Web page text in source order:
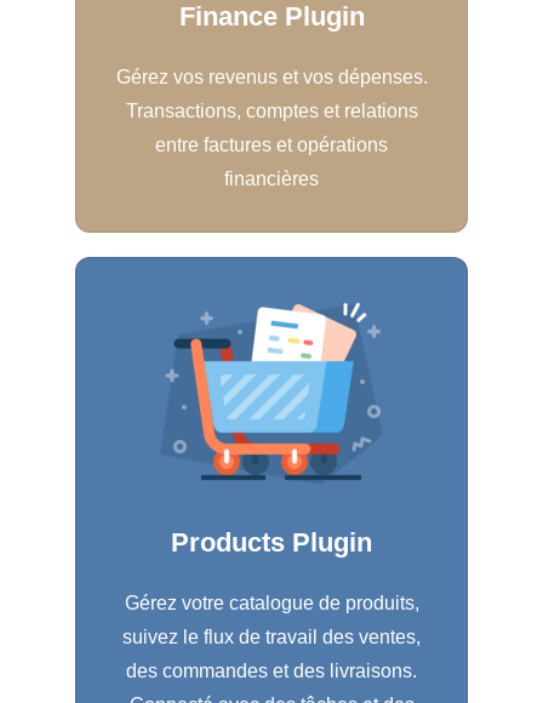
Finance Plugin
Gérez vos revenus et vos dépenses.
Transactions, comptes et relations
entre factures et opérations
financières
Products Plugin
Gérez votre catalogue de produits,
suivez le flux de travail des ventes,
des commandes et des livraisons.